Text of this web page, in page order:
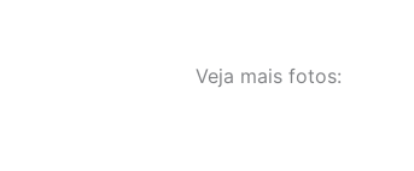
Veja mais fotos: